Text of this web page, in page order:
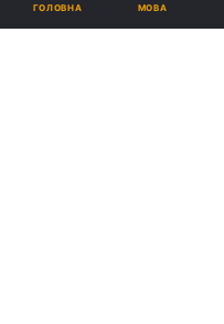
ГОЛОВНА МОВА